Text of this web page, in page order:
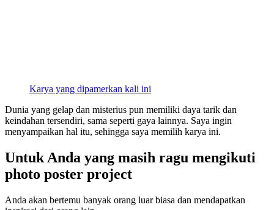
Karya yang dipamerkan kali ini
Dunia yang gelap dan misterius pun memiliki daya tarik dan
keindahan tersendiri, sama seperti gaya lainnya. Saya ingin
menyampaikan hal itu, sehingga saya memilih karya ini.
Untuk Anda yang masih ragu mengikuti
photo poster project
Anda akan bertemu banyak orang luar biasa dan mendapatkan